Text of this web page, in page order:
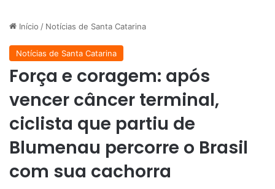
Início / Notícias de Santa Catarina
Notícias de Santa Catarina
Força e coragem: após
vencer câncer terminal,
ciclista que partiu de
Blumenau percorre o Brasil
com sua cachorra